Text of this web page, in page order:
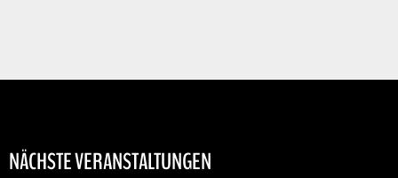
NÄCHSTE VERANSTALTUNGEN